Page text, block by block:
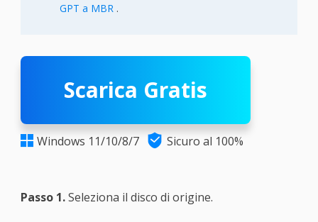
GPT a MBR.
Scarica Gratis
 Windows 11/10/8/7  Sicuro al 100%
Passo 1.Seleziona il disco di origine.